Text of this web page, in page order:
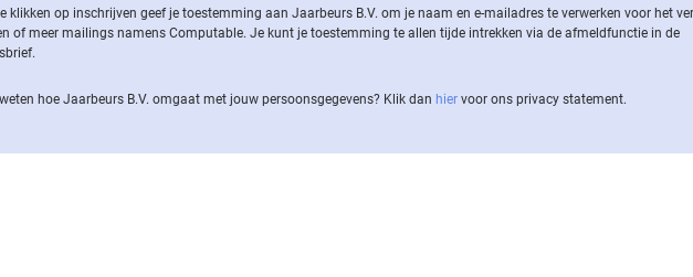
klikken op inschrijven geef je toestemming aan Jaarbeurs B.V. om je naam en e-mailadres te verwerken voor het
of meer mailings namens Computable. Je kunt je toestemming te allen tijde intrekken via de af­meld­func­tie in de
hoe Jaarbeurs B.V. omgaat met jouw per­soons­ge­ge­vens? Klik dan hier voor ons privacy statement.